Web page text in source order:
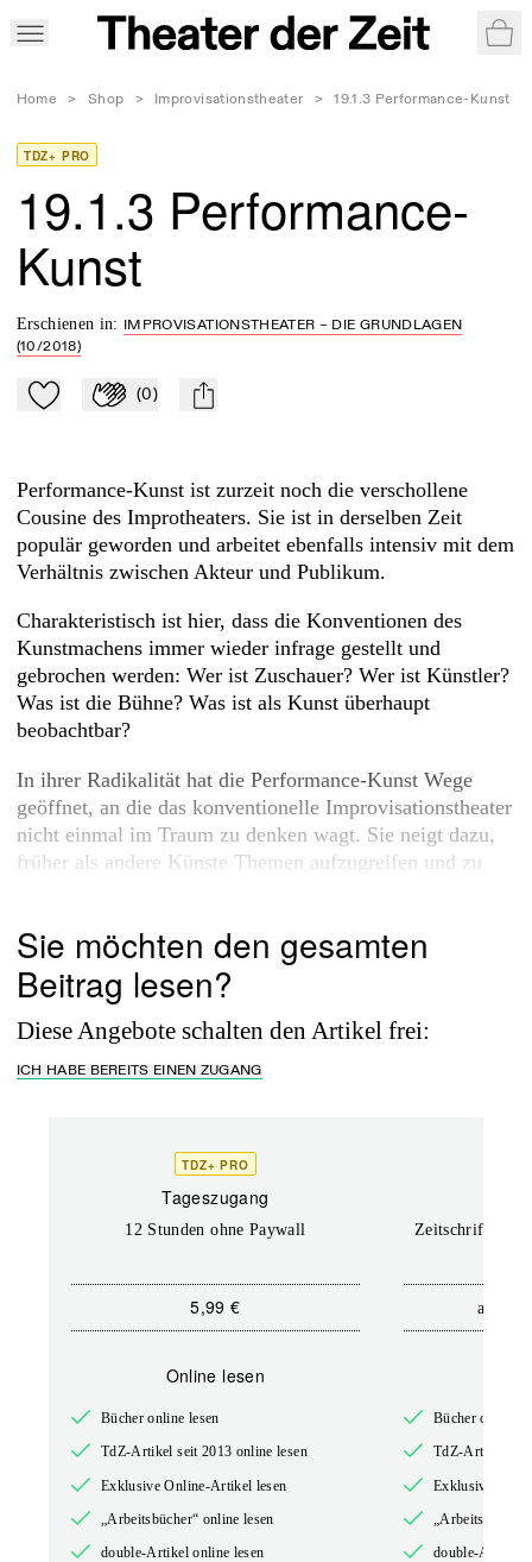
Home > Shop > Improvisationstheater > 19.1.3 Performance-Kunst
TDZ+ PRO
19.1.3 Performance-
Kunst
Erschienen in: IMPROVISATIONSTHEATER – DIE GRUNDLAGEN
(10/2018)
Zu Mein-TdZ hinzufügen
Applaudieren
(0) mail
Performance-Kunst ist zurzeit noch die verschollene
Cousine des Improtheaters. Sie ist in derselben Zeit
populär geworden und arbeitet ebenfalls intensiv mit dem
Verhältnis zwischen Akteur und Publikum.
Charakteristisch ist hier, dass die Konventionen des
Kunstmachens immer wieder infrage gestellt und
gebrochen werden: Wer ist Zuschauer? Wer ist Künstler?
Was ist die Bühne? Was ist als Kunst überhaupt
beobachtbar?
In ihrer Radikalität hat die Performance-Kunst Wege
geöffnet, an die das konventionelle Improvisationstheater
nicht einmal im Traum zu denken wagt. Sie neigt dazu,
früher als andere Künste Themen aufzugreifen und zu
Sie möchten den gesamten
Beitrag lesen?
Diese Angebote schalten den Artikel frei:
ICH HABE BEREITS EINEN ZUGANG
TDZ+ PRO
Tageszugang
12 Stunden ohne Paywall
5,99 €
Online lesen
Bücher online lesen
TdZ-Artikel seit 2013 online lesen
Exklusive Online-Artikel lesen
„Arbeitsbücher“ online lesen
double-Artikel online lesen
Zeitschriften
ab
Bücher online
TdZ-Artikel seit
Exklusive
double-Artikel